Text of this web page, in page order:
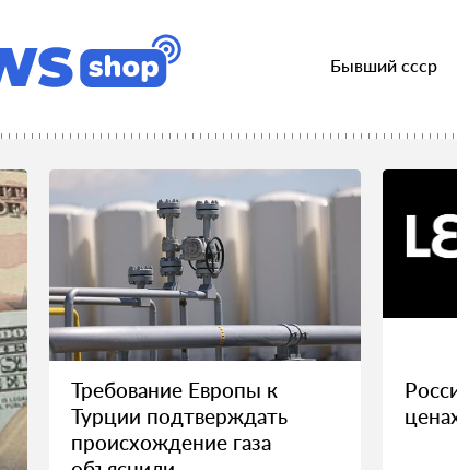
Бывший ссср
Требование Европы к
Турции подтверждать
происхождение газа